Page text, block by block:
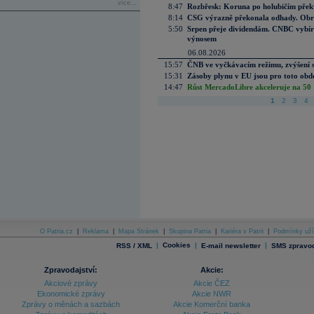
více...
8:47 Rozbřesk: Koruna po holubičím
8:14 CSG výrazně překonala odhady.
5:50 Srpen přeje dividendám. CNBC
výnosem
06.08.2026
15:57 ČNB ve vyčkávacím režimu, zvýšení
15:31
Zásoby plynu v EU jsou pro toto
14:47 Růst MercadoLibre akceleruje na
1 2 3 4
O Patria.cz Reklama Mapa Stránek Skupina Patria Kariéra v Patrii Podmínky
RSS / XML | Cookies | E-mail newsletter | SMS
Zpravodajství:
Akciové zprávy
Ekonomické zprávy
Zprávy o měnách a sazbách
Akcie:
Akcie ČEZ
Akcie NWR
Akcie Komerční banka